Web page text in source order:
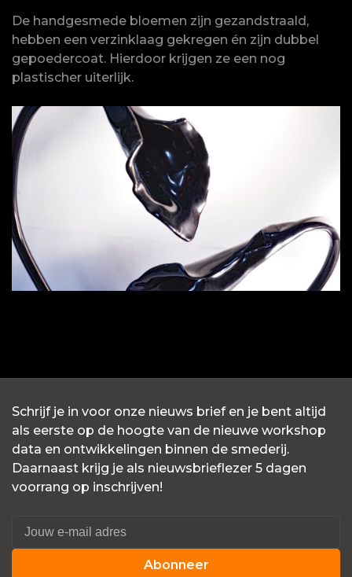
De handgesmede bloemen zijn gezandstraald,
hebben een verzinklaag gekregen én zijn dubbel
gepoedercoat. Hierdoor krijgen ze een nog
plastischer uiterlijk.
Schrijf je in voor onze nieuws brief en je bent altijd
als eerste op de hoogte van de nieuwe workshop
data en ontwikkelingen binnen de smederij.
Daarnaast krijg je als nieuwsbrieflezer 5 dagen
voorrang op inschrijven!
Abonneer